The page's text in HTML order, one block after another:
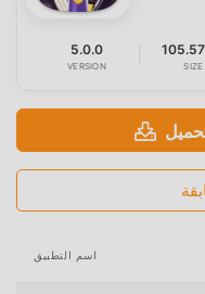
5.0.0
VERSION SIZE
اسم التطبيق